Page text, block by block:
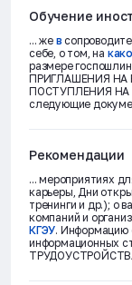
Обучение
... же в
себе, о том, на
размере
ПРИГЛАШЕНИЯ НА
ПОСТУПЛЕНИЯ НА
следующие
Рекомендации
... мероприятиях
карьеры, Дни
тренинги и др.); о
компаний и
КГЭУ. Информацию
информационных